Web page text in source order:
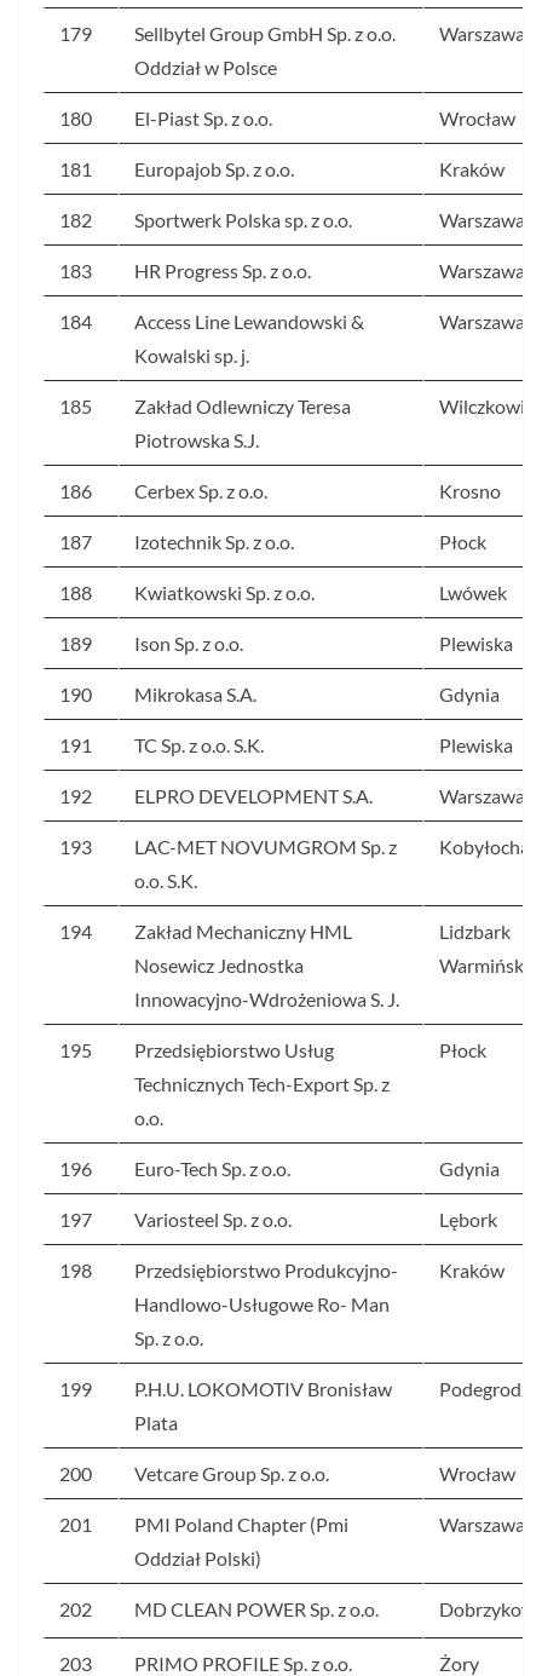
179
Sellbytel Group GmbH Sp. z o.o.
Oddział w Polsce
Warszawa
180 El-Piast Sp. z o.o. Wrocław
181 Europajob Sp. z o.o. Kraków
182 Sportwerk Polska sp. z o.o. Warszawa
183 HR Progress Sp. z o.o. Warszawa
184
Access Line Lewandowski &
Kowalski sp. j.
Warszawa
185
Zakład Odlewniczy Teresa
Piotrowska S.J.
Wilczkowice
186 Cerbex Sp. z o.o. Krosno
187 Izotechnik Sp. z o.o. Płock
188 Kwiatkowski Sp. z o.o. Lwówek
189 Ison Sp. z o.o. Plewiska
190 Mikrokasa S.A. Gdynia
191 TC Sp. z o.o. S.K. Plewiska
192 ELPRO DEVELOPMENT S.A. Warszawa
193
LAC-MET NOVUMGROM Sp. z
o.o. S.K.
Kobyłocha
194
Zakład Mechaniczny HML
Nosewicz Jednostka
Innowacyjno-Wdrożeniowa S. J.
Lidzbark
Warmiński
195
Przedsiębiorstwo Usług
Technicznych Tech-Export Sp. z
o.o.
Płock
196 Euro-Tech Sp. z o.o. Gdynia
197 Variosteel Sp. z o.o. Lębork
198
Przedsiębiorstwo Produkcyjno-
Handlowo-Usługowe Ro- Man
Sp. z o.o.
Kraków
199
P.H.U. LOKOMOTIV Bronisław
Plata
200 Vetcare Group Sp. z o.o. Wrocław
201
PMI Poland Chapter (Pmi
Oddział Polski)
Warszawa
202 MD CLEAN POWER Sp. z o.o.
203 PRIMO PROFILE Sp. z o.o. Żory